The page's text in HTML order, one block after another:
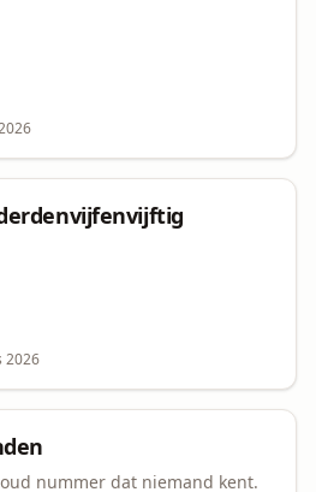
2026
nummer dat niemand kent.